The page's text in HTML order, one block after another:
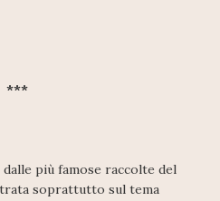
***
più famose raccolte del
soprattutto sul tema